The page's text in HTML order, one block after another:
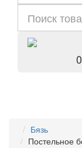
0
Бязь
Постельное